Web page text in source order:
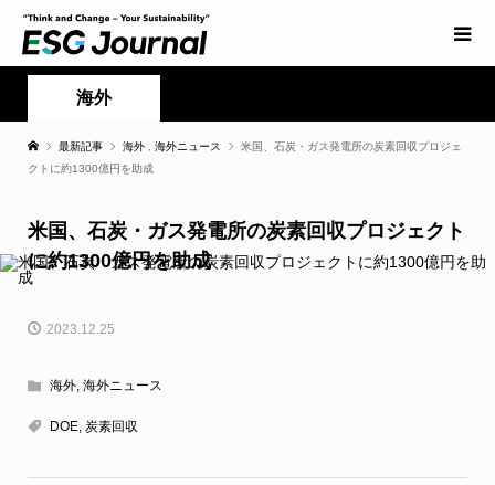
海外
最新記事 海外 海外ニュース
米国、石炭・ガス発電所の炭素回収プロジェ
クトに約1300億円を助成
米国、石炭・ガス発電所の炭素回収プロジェクト
に約1300億円を助成
2023.12.25
海外, 海外ニュース
DOE, 炭素回収